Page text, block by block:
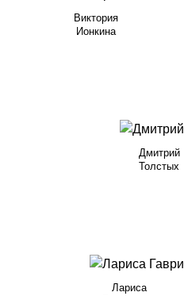
Виктория
Ионкина
Дмитрий
Толстых
Лариса